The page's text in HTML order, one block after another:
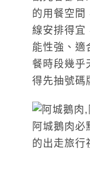
的用餐空間
線安排得宜
能性強、適
餐時段幾乎
得先抽號碼